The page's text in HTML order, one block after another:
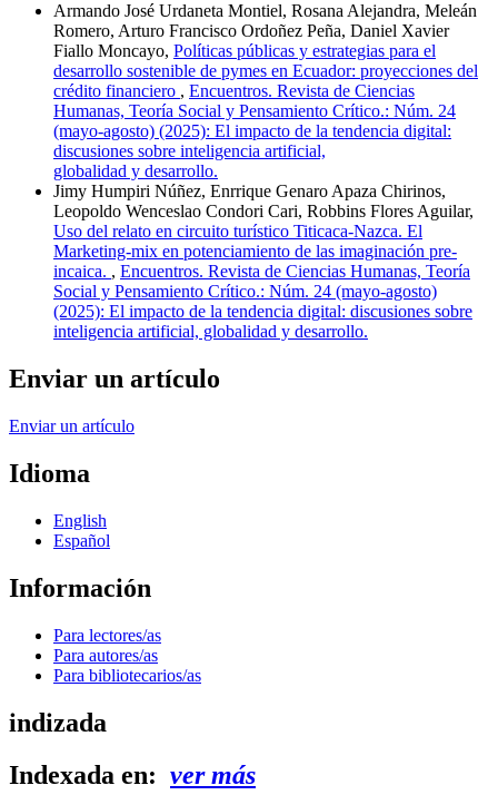
Armando José Urdaneta Montiel, Rosana Alejandra, Meleán
Romero, Arturo Francisco Ordoñez Peña, Daniel Xavier
Fiallo Moncayo, Políticas públicas y estrategias para el
desarrollo sostenible de pymes en Ecuador: proyecciones del
crédito financiero , Encuentros. Revista de Ciencias
Humanas, Teoría Social y Pensamiento Crítico.: Núm. 24
(mayo-agosto) (2025): El impacto de la tendencia digital:
discusiones sobre inteligencia artificial,
globalidad y desarrollo.
Jimy Humpiri Núñez, Enrrique Genaro Apaza Chirinos,
Leopoldo Wenceslao Condori Cari, Robbins Flores Aguilar,
Uso del relato en circuito turístico Titicaca-Nazca. El
Marketing-mix en potenciamiento de las imaginación pre-
incaica. , Encuentros. Revista de Ciencias Humanas, Teoría
Social y Pensamiento Crítico.: Núm. 24 (mayo-agosto)
(2025): El impacto de la tendencia digital: discusiones sobre
inteligencia artificial, globalidad y desarrollo.
Enviar un artículo
Enviar un artículo
Idioma
English
Español
Información
Para lectores/as
Para autores/as
Para bibliotecarios/as
indizada
Indexada en: ver más